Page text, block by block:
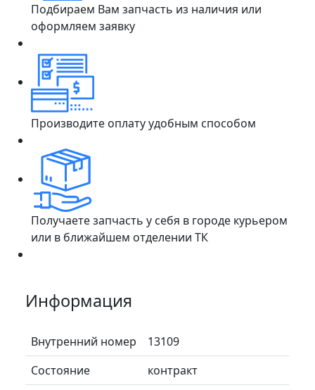
Подбираем Вам запчасть из наличия или
оформляем заявку
Производите оплату удобным способом
Получаете запчасть у себя в городе курьером
или в ближайшем отделении ТК
Информация
Внутренний номер
13109
Состояние
контракт